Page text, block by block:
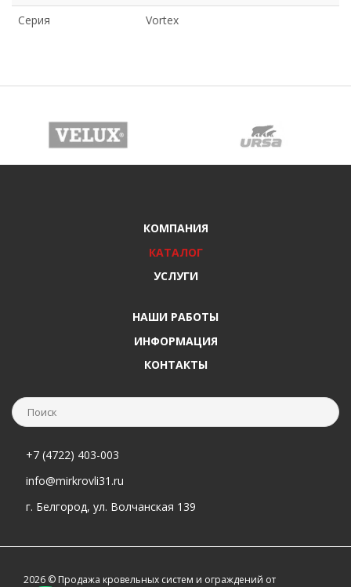
Серия Vortex
КОМПАНИЯ
КАТАЛОГ
УСЛУГИ
НАШИ РАБОТЫ
ИНФОРМАЦИЯ
КОНТАКТЫ
+7 (4722) 403-003
info@mirkrovli31.ru
г. Белгород, ул. Волчанская 139
2026 © Продажа кровельных систем и ограждений от